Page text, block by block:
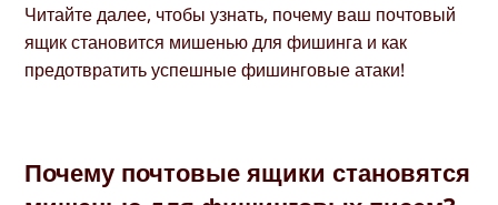
Читайте далее, чтобы узнать, почему ваш почтовый
ящик становится мишенью для фишинга и как
предотвратить успешные фишинговые атаки!
Почему почтовые ящики становятся